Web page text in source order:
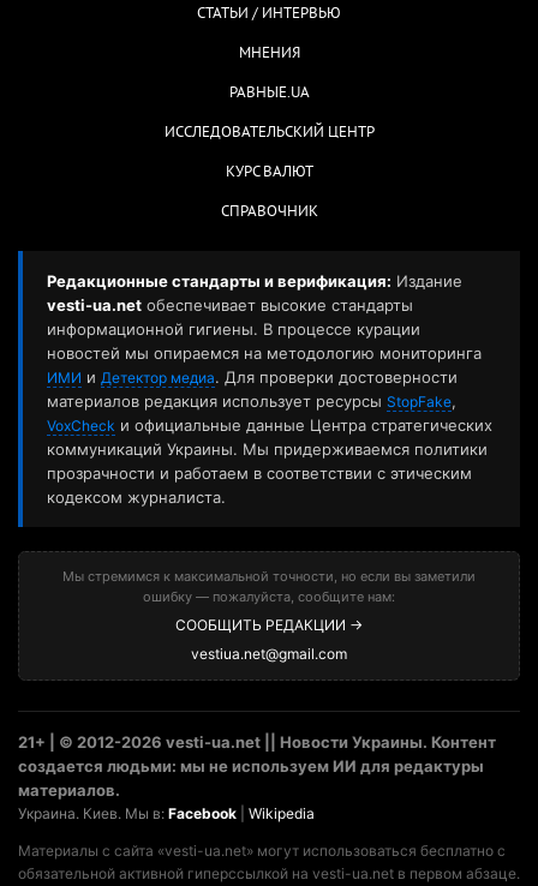
СТАТЬИ / ИНТЕРВЬЮ
МНЕНИЯ
РАВНЫЕ.UA
ИССЛЕДОВАТЕЛЬСКИЙ ЦЕНТР
КУРС ВАЛЮТ
СПРАВОЧНИК
Редакционные стандарты и верификация: Издание
vesti-ua.net обеспечивает высокие стандарты
информационной гигиены. В процессе курации
новостей мы опираемся на методологию мониторинга
ИМИ и Детектор медиа. Для проверки достоверности
материалов редакция использует ресурсы StopFake,
VoxCheck и официальные данные Центра стратегических
коммуникаций Украины. Мы придерживаемся политики
прозрачности и работаем в соответствии с этическим
кодексом журналиста.
Мы стремимся к максимальной точности, но если вы заметили
ошибку — пожалуйста, сообщите нам:
СООБЩИТЬ РЕДАКЦИИ →
vestiua.net@gmail.com
21+ | © 2012-2026 vesti-ua.net || Новости Украины. Контент
создается людьми: мы не используем ИИ для редактуры
материалов.
Украина. Киев. Мы в: Facebook Wikipedia
Материалы с сайта «vesti-ua.net» могут использоваться бесплатно с
обязательной активной гиперссылкой на vesti-ua.net в первом абзаце.